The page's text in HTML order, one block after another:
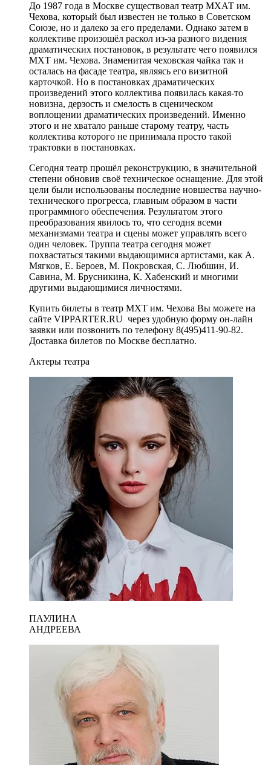
До 1987 года в Москве существовал театр МХАТ им.
Чехова, который был известен не только в Советском
Союзе, но и далеко за его пределами. Однако затем в
коллективе произошёл раскол из-за разного видения
драматических постановок, в результате чего появился
МХТ им. Чехова. Знаменитая чеховская чайка так и
осталась на фасаде театра, являясь его визитной
карточкой. Но в постановках драматических
произведений этого коллектива появилась какая-то
новизна, дерзость и смелость в сценическом
воплощении драматических произведений. Именно
этого и не хватало раньше старому театру, часть
коллектива которого не принимала просто такой
трактовки в постановках.
Сегодня театр прошёл реконструкцию, в значительной
степени обновив своё техническое оснащение. Для этой
цели были использованы последние новшества научно-
технического прогресса, главным образом в части
программного обеспечения. Результатом этого
преобразования явилось то, что сегодня всеми
механизмами театра и сцены может управлять всего
один человек. Труппа театра сегодня может
похвастаться такими выдающимися артистами, как А.
Мягков, Е. Бероев, М. Покровская, С. Любшин, И.
Савина, М. Брусникина, К. Хабенский и многими
другими выдающимися личностями.
Купить билеты в театр МХТ им. Чехова Вы можете на
сайте VIPPARTER.RU через удобную форму он-лайн
заявки или позвонить по телефону 8(495)411-90-82.
Доставка билетов по Москве бесплатно.
Актеры театра
ПАУЛИНА
АНДРЕЕВА